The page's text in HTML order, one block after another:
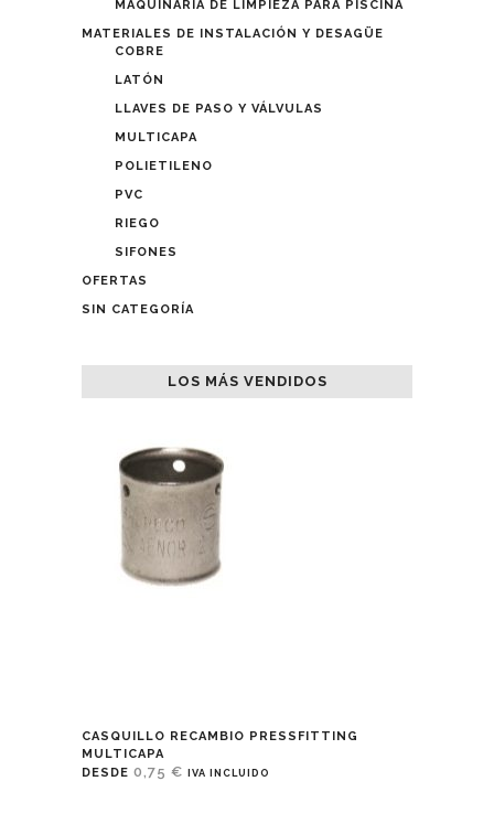
MAQUINARIA DE LIMPIEZA PARA PISCINA
MATERIALES DE INSTALACIÓN Y DESAGÜE
COBRE
LATÓN
LLAVES DE PASO Y VÁLVULAS
MULTICAPA
POLIETILENO
PVC
RIEGO
SIFONES
OFERTAS
SIN CATEGORÍA
LOS MÁS VENDIDOS
CASQUILLO RECAMBIO PRESSFITTING
MULTICAPA
DESDE 0,75 € IVA INCLUIDO